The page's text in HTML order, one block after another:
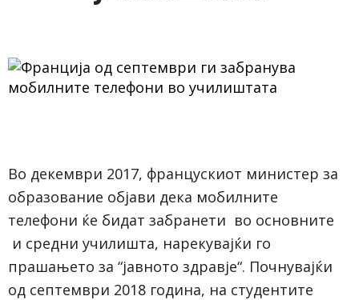
Во декември 2017, францускиот министер за
образование објави дека мобилните
телефони ќе бидат забранети во основните
и средни училишта, нарекувајќи го
прашањето за “јавното здравје“. Почнувајќи
од септември 2018 година, на студентите